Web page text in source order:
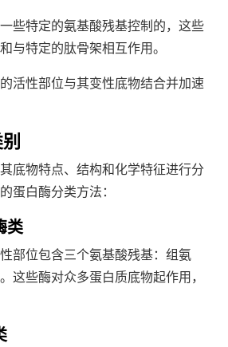
些特定的氨基酸残基控制的，这些
与特定的肽骨架相互作用。
活性部位与其变性底物结合并加速
底物特点、结构和化学特征进行分
蛋白酶分类方法：
类
部位包含三个氨基酸残基：组氨
这些酶对众多蛋白质底物起作用，